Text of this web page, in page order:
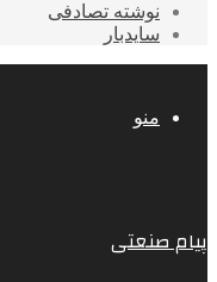
نوشته تصادفی
سایدبار
منو
پیام صنعتی